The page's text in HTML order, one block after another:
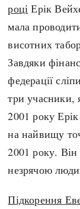
році Ерік
мала
висотних
Завдяки
федерації
три учасники,
2001 року
на найвищу
2001 року.
незрячою
Підкорення